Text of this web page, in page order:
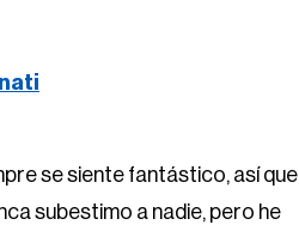
se siente fantástico, así que
subestimo a nadie, pero he